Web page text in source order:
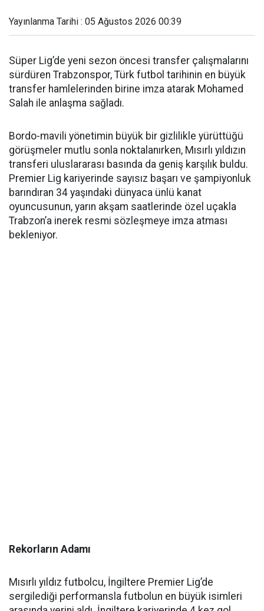
Yayınlanma Tarihi : 05 Ağustos 2026 00:39
Süper Lig’de yeni sezon öncesi transfer çalışmalarını
sürdüren Trabzonspor, Türk futbol tarihinin en büyük
transfer hamlelerinden birine imza atarak Mohamed
Salah ile anlaşma sağladı.
Bordo-mavili yönetimin büyük bir gizlilikle yürüttüğü
görüşmeler mutlu sonla noktalanırken, Mısırlı yıldızın
transferi uluslararası basında da geniş karşılık buldu.
Premier Lig kariyerinde sayısız başarı ve şampiyonluk
barındıran 34 yaşındaki dünyaca ünlü kanat
oyuncusunun, yarın akşam saatlerinde özel uçakla
Trabzon’a inerek resmi sözleşmeye imza atması
bekleniyor.
Rekorların Adamı
Mısırlı yıldız futbolcu, İngiltere Premier Lig’de
sergilediği performansla futbolun en büyük isimleri